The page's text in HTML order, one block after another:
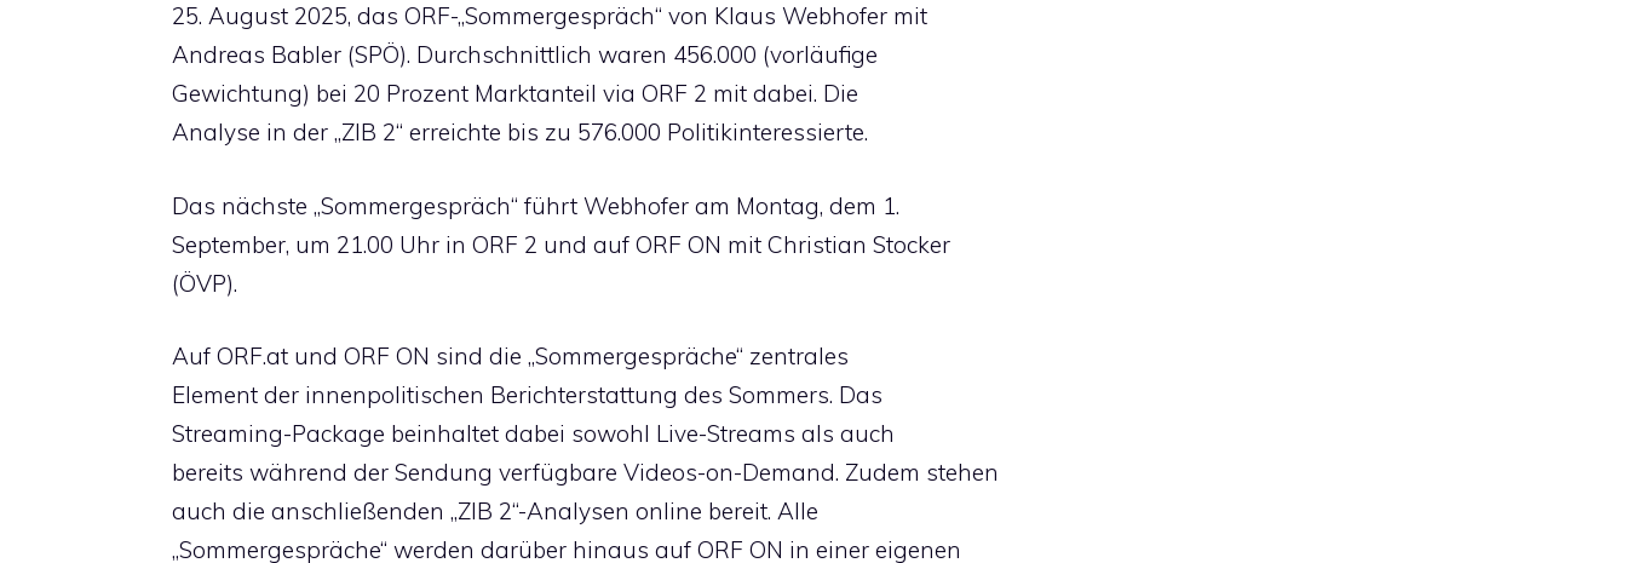
25. August 2025, das ORF-„Sommergespräch“ von Klaus Webhofer mit
Andreas Babler (SPÖ). Durchschnittlich waren 456.000 (vorläufige
Gewichtung) bei 20 Prozent Marktanteil via ORF 2 mit dabei. Die
Analyse in der „ZIB 2“ erreichte bis zu 576.000 Politikinteressierte.
Das nächste „Sommergespräch“ führt Webhofer am Montag, dem 1.
September, um 21.00 Uhr in ORF 2 und auf ORF ON mit Christian Stocker
(ÖVP).
Auf ORF.at und ORF ON sind die „Sommergespräche“ zentrales
Element der innenpolitischen Berichterstattung des Sommers. Das
Streaming-Package beinhaltet dabei sowohl Live-Streams als auch
bereits während der Sendung verfügbare Videos-on-Demand. Zudem stehen
auch die anschließenden „ZIB 2“-Analysen online bereit. Alle
„Sommergespräche“ werden darüber hinaus auf ORF ON in einer eigenen